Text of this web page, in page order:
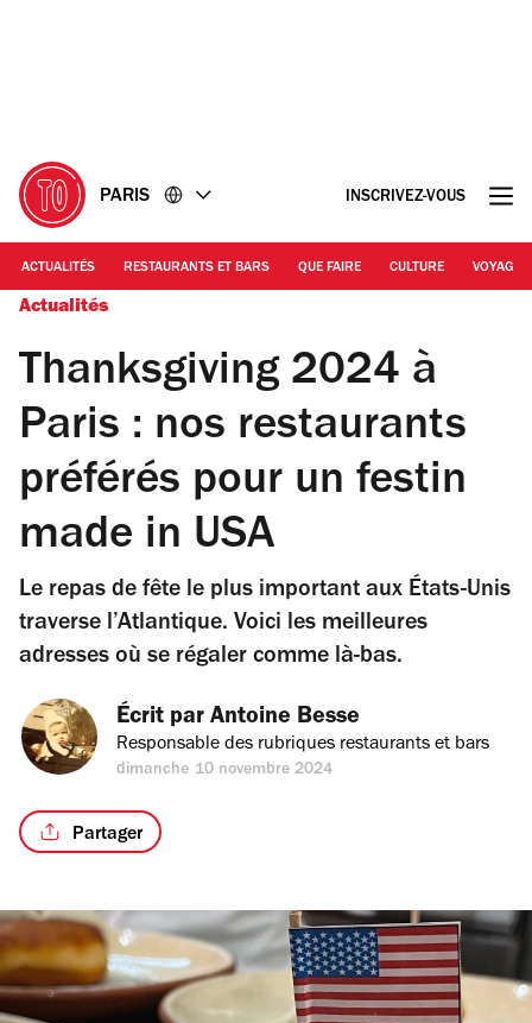
PARIS INSCRIVEZ-VOUS
ACTUALITÉS RESTAURANTS ET BARS QUE FAIRE CULTURE VOYAGE
Actualités
Thanksgiving 2024 à
Paris : nos restaurants
préférés pour un festin
made in USA
Le repas de fête le plus important aux États-Unis
traverse l’Atlantique. Voici les meilleures
adresses où se régaler comme là-bas.
Écrit par Antoine Besse
Responsable des rubriques restaurants et bars
dimanche 10 novembre 2024
Partager